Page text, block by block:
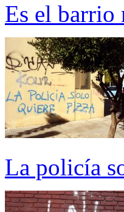
Es el barrio
La policía